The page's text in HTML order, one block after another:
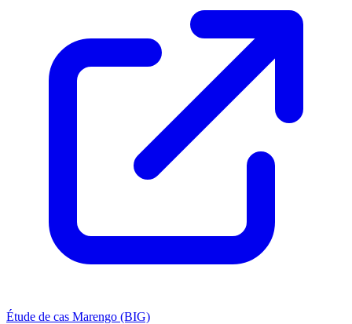
Étude de cas Marengo (BIG)